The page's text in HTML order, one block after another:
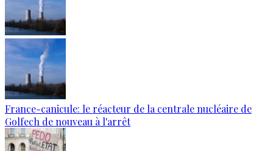
France-canicule: le réacteur de la centrale nucléaire de
Golfech de nouveau à l'arrêt